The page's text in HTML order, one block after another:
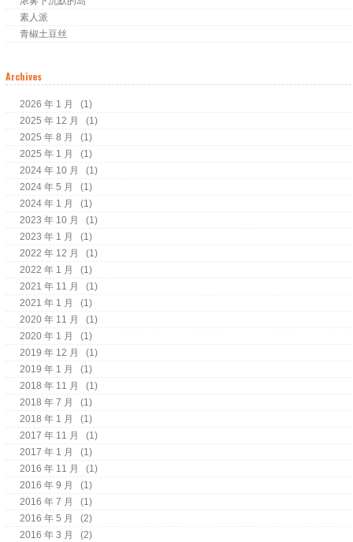
素人派
青椒土豆丝
Archives
2026 年 1 月
(1)
2025 年 12 月
(1)
2025 年 8 月
(1)
2025 年 1 月
(1)
2024 年 10 月
(1)
2024 年 5 月
(1)
2024 年 1 月
(1)
2023 年 10 月
(1)
2023 年 1 月
(1)
2022 年 12 月
(1)
2022 年 1 月
(1)
2021 年 11 月
(1)
2021 年 1 月
(1)
2020 年 11 月
(1)
2020 年 1 月
(1)
2019 年 12 月
(1)
2019 年 1 月
(1)
2018 年 11 月
(1)
2018 年 7 月
(1)
2018 年 1 月
(1)
2017 年 11 月
(1)
2017 年 1 月
(1)
2016 年 11 月
(1)
2016 年 9 月
(1)
2016 年 7 月
(1)
2016 年 5 月
(2)
2016 年 3 月
(2)